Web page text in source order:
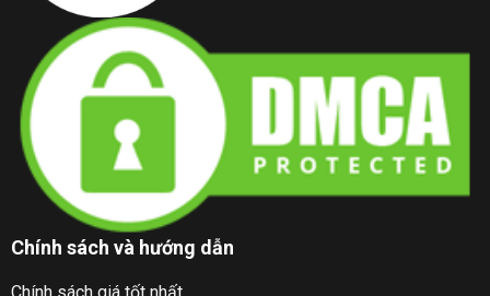
Chính sách và hướng dẫn
Chính sách giá tốt nhất